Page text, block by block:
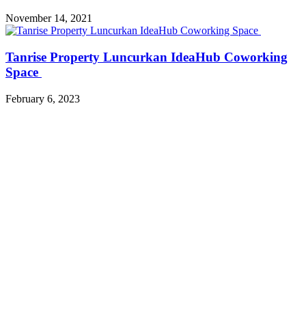
November 14, 2021
Tanrise Property Luncurkan IdeaHub Coworking
Space
February 6, 2023